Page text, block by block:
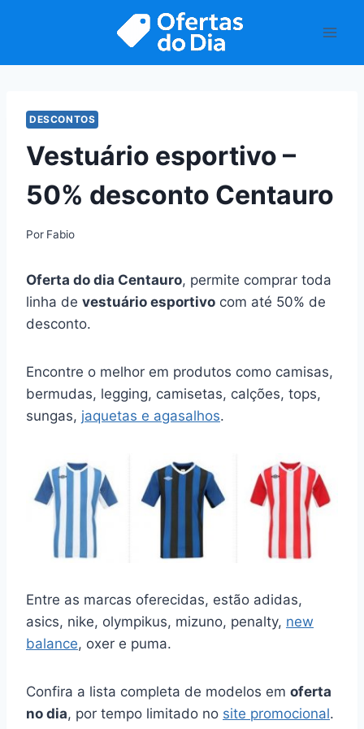
DESCONTOS
Vestuário esportivo –
50% desconto Centauro
Por Fabio
Oferta do dia Centauro, permite comprar toda
linha de vestuário esportivo com até 50% de
desconto.
Encontre o melhor em produtos como camisas,
bermudas, legging, camisetas, calções, tops,
sungas, jaquetas e agasalhos.
Entre as marcas oferecidas, estão adidas,
asics, nike, olympikus, mizuno, penalty, new
balance, oxer e puma.
Confira a lista completa de modelos em oferta
no dia, por tempo limitado no site promocional.